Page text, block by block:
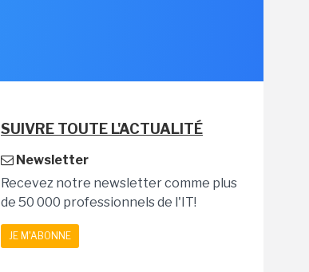
SUIVRE TOUTE L'ACTUALITÉ
Newsletter
Recevez notre newsletter comme plus
de 50 000 professionnels de l'IT!
JE M'ABONNE